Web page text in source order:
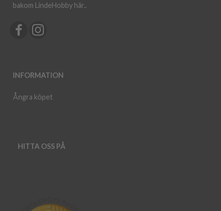
bakom LindeHobby här..
INFORMATION
Ångra köpet
HITTA OSS PÅ